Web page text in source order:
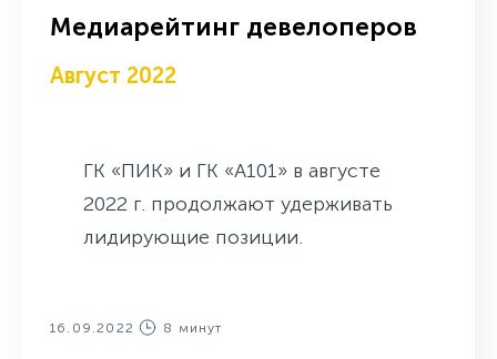
Медиарейтинг девелоперов
Август 2022
ГК «ПИК» и ГК «А101» в августе
2022 г. продолжают удерживать
лидирующие позиции.
16.09.2022 8 минут